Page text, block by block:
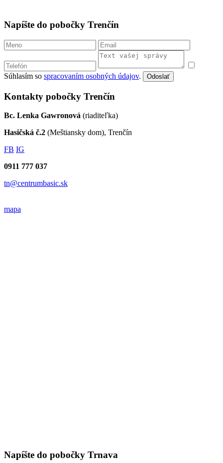
Napíšte do pobočky Trenčín
Súhlasím so spracovaním osobných údajov. Odoslať
Kontakty pobočky Trenčín
Bc. Lenka Gawronová (riaditeľka)
Hasičská č.2 (Meštiansky dom), Trenčín
FB IG
0911 777 037
tn@centrumbasic.sk
mapa
Napíšte do pobočky Trnava